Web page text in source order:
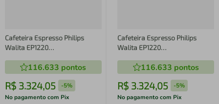
Cafeteira Espresso Philips
Walita EP1220
Preta
116.633 pontos
R$ 3.324,05 -5%
No pagamento com Pix
Cafeteira Espresso Philips
Walita EP1220
Preta
116.633 pontos
R$ 3.324,05 -5%
No pagamento com Pix